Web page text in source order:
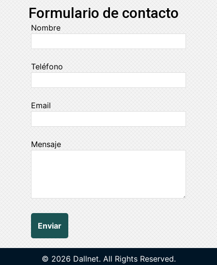
Formulario de contacto
Nombre
Teléfono
Email
Mensaje
© 2026 Dallnet. All Rights Reserved.